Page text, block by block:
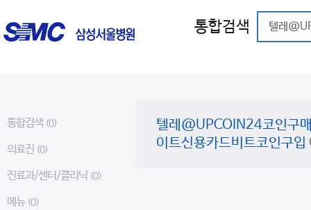
통합검색
통합검색 (0)
의료진 (0)
진료과/센터/클리닉 (0)
메뉴 (0)
텔레@UPCOIN24코인구
이트신용카드비트코인구입